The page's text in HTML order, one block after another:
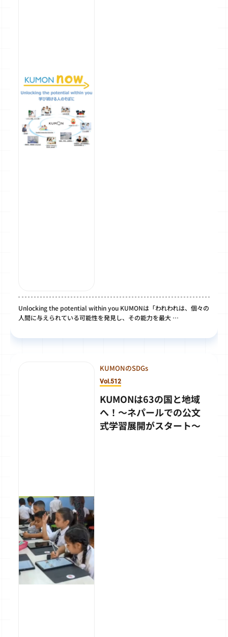
Unlocking the potential within you KUMONは「われわれは、個々の
人間に与えられている可能性を発見し、その能力を最大 …
KUMONのSDGs
Vol.512
KUMONは63の国と地域
へ！～ネパールでの公文
式学習展開がスタート～